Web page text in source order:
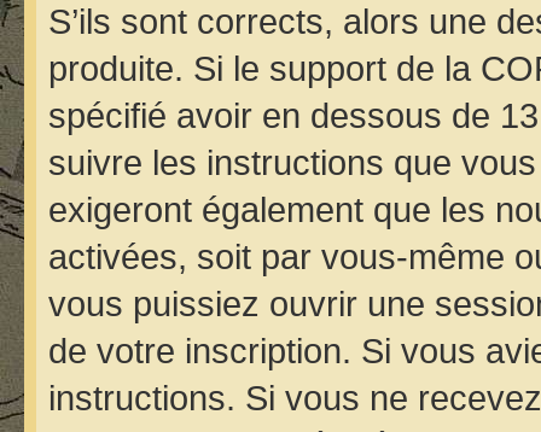
S’ils sont corrects, alors une
produite. Si le support de la
spécifié avoir en dessous de
suivre les instructions que
exigeront également que les
activées, soit par vous-même
vous puissiez ouvrir une
de votre inscription. Si vous
instructions. Si vous ne